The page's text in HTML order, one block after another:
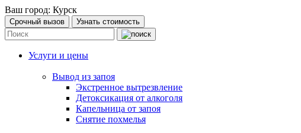
Ваш город: Курск
Срочный вызов Узнать стоимость
Услуги и цены
Вывод из запоя
Экстренное вытрезвление
Детоксикация от алкоголя
Капельница от запоя
Снятие похмелья